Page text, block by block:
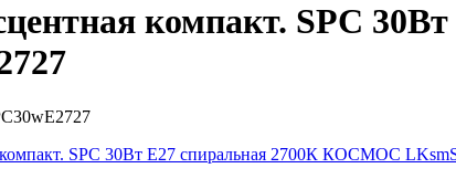
компакт. SPC